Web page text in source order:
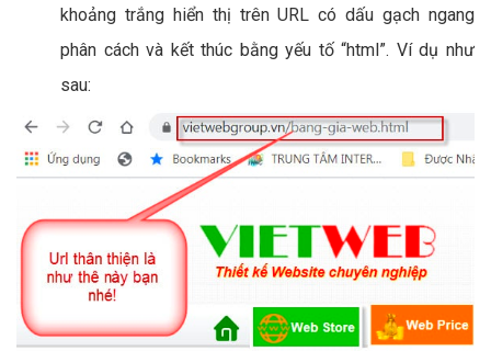
khoảng trắng hiển thị trên URL có dấu gạch ngang
phân cách và kết thúc bằng yếu tố “html”. Ví dụ như
sau: